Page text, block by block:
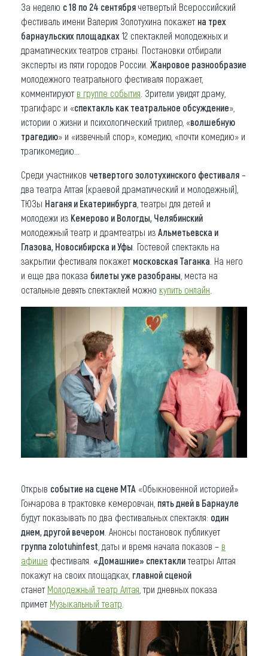
За неделю с 18 по 24 сентября четвертый Всероссийский
фестиваль имени Валерия Золотухина покажет на трех
барнаульских площадках 12 спектаклей молодежных и
драматических театров страны. Постановки отбирали
эксперты из пяти городов России. Жанровое разнообразие
молодежного театрального фестиваля поражает,
комментируют в группе события . Зрители увидят драму,
трагифарс и «спектакль как театральное обсуждение»,
истории о жизни и психологический триллер, «волшебную
трагедию» и «извечный спор», комедию, «почти комедию» и
трагикомедию…
Среди участников четвертого золотухинского фестиваля –
два театра Алтая (краевой драматический и молодежный),
ТЮЗы Наганя и Екатеринбурга , театры для детей и
молодежи из Кемерово и Вологды, Челябинский
молодежный театр и драмтеатры из Альметьевска и
Глазова, Новосибирска и Уфы . Гостевой спектакль на
закрытии фестиваля покажет московская Таганка . На него
и еще два показа билеты уже разобраны , места на
остальные девять спектаклей можно купить онлайн
Открыв событие на сцене МТА «Обыкновенной историей»
Гончарова в трактовке кемеровчан, пять дней в Барнауле
будут показывать по два фестивальных спектакля: один
днем, другой вечером . Анонсы постановок публикует
группа zolotuhinfest , даты и время начала показов – в
афише фестиваля. «Домашние» спектакли театры Алтая
покажут на своих площадках, главной сценой
станет Молодежный театр Алтая , три дневных показа
примет Музыкальный театр